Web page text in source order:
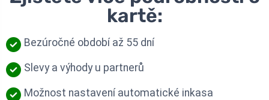
kartě:
Bezúročné období až 55 dní
Slevy a výhody u partnerů
Možnost nastavení automatické inkasa